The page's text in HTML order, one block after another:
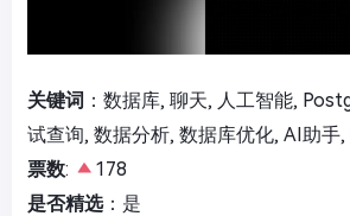
关键词 ：数据库, 聊天, 人工智能,
试查询, 数据分析, 数据库优化, AI助手
票数:
178
是否精选：是